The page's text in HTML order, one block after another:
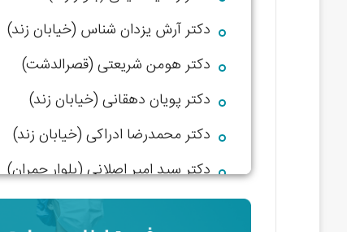
دکتر آرش یزدان شناس (خیابان زند)
دکتر هومن شریعتی (قصرالدشت)
دکتر پویان دهقانی (خیابان زند)
دکتر محمدرضا ادراکی (خیابان زند)
دکتر سید امیر اصلانی (بلوار چمران)